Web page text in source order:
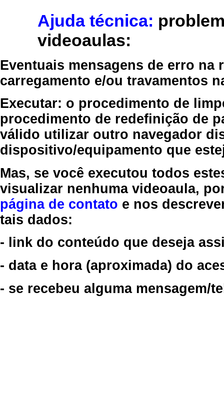
Ajuda técnica:
videoaulas:
Eventuais mensagens de erro
carregamento e/ou travamentos
Executar: o procedimento de
procedimento de redefinição de
válido utilizar outro navegador
dispositivo/equipamento que
Mas, se você executou todos
visualizar nenhuma videoaula,
página de contato e nos
tais dados:
- link do conteúdo que deseja
- data e hora (aproximada) do
- se recebeu alguma mensagem/